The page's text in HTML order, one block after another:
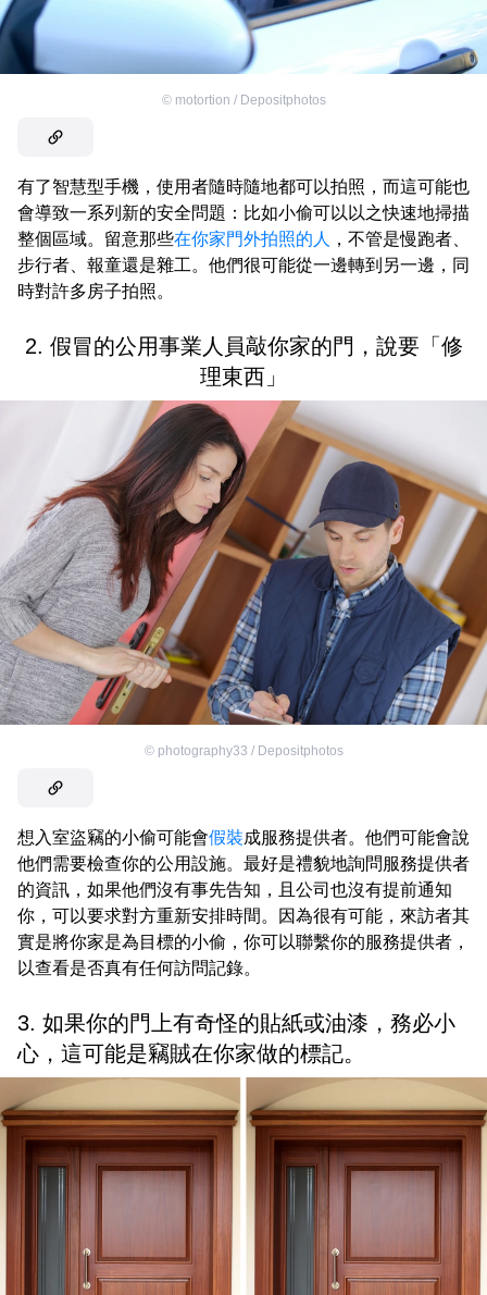
© motortion / Depositphotos
有了智慧型手機，使用者隨時隨地都可以拍照，而這可能也
會導致一系列新的安全問題：比如小偷可以以之快速地掃描
整個區域。留意那些在你家門外拍照的人
，不管是慢跑者、
步行者、報童還是雜工。他們很可能從一邊轉到另一邊，同
時對許多房子拍照。
2. 假冒的公用事業人員敲你家的門，說要「修
理東西」
© photography33 / Depositphotos
想入室盜竊的小偷可能會假裝成服務提供者。他們可能會說
他們需要檢查你的公用設施。最好是禮貌地詢問服務提供者
的資訊，如果他們沒有事先告知，且公司也沒有提前通知
你，可以要求對方重新安排時間。因為很有可能，來訪者其
實是將你家是為目標的小偷，你可以聯繫你的服務提供者，
以查看是否真有任何訪問記錄。
3. 如果你的門上有奇怪的貼紙或油漆，務必小
心，這可能是竊賊在你家做的標記。